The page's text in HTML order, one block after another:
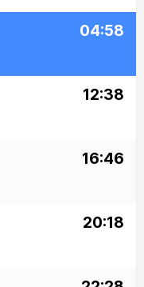
04:58
12:38
16:46
20:18